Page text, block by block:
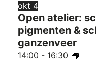
okt 4
Open atelier:
pigmenten &
ganzenveer
14:00 - 16:30